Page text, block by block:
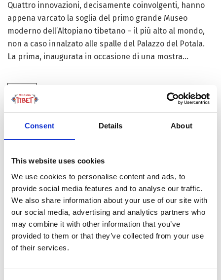
Consent Details About
This website uses cookies
We use cookies to personalise content and ads, to
provide social media features and to analyse our traffic.
We also share information about your use of our site with
our social media, advertising and analytics partners who
may combine it with other information that you’ve
provided to them or that they’ve collected from your use
of their services.
Quattro innovazioni, decisamente coinvolgenti, hanno
appena varcato la soglia del primo grande Museo
moderno dell’Altopiano tibetano – il più alto al mondo,
non a caso innalzato alle spalle del Palazzo del Potala.
La prima, inaugurata in occasione di una mostra...
20
MAG
VIAGGIO NEL TEMPO, TRA LE
Frecce che “cantano”, divinità delle montagne, wrestling
“piccola Svizzera del Tibet” – e oggi (gratuitamente) a
disposizione degli appassionati nel Museo...
21
GEN
TERREMOTO NEL TIBET: BENI
CULTURALI, I PRIMI RISCONTRI